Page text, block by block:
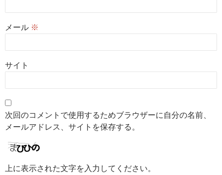
メール ※
サイト
次回のコメントで使用するためブラウザーに自分の名前、
メールアドレス、サイトを保存する。
上に表示された文字を入力してください。